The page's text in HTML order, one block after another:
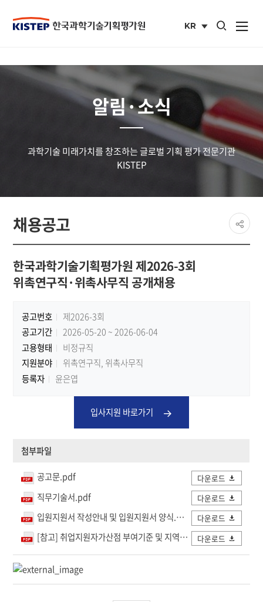
KR
통합검색 열기
사이트맵
알림·소식
과학기술 미래가치를 창조하는 글로벌 기획 평가 전문기관
KISTEP
채용공고
페이지
공유
share
한국과학기술기획평가원 제2026-3회
위촉연구직·위촉사무직 공개채용
공고번호
제2026-3회
공고기간
2026-05-20 ~ 2026-06-04
고용형태
비정규직
지원분야
위촉연구직, 위촉사무직
등록자
윤은엽
입사지원 바로가기
첨부파일
공고문.pdf 다운로드
직무기술서.pdf 다운로드
입원지원서 작성안내 및 입원지원서 양식.pdf 다운로드
[참고] 취업지원자가산점 부여기준 및 지역인재 및 이전지역 인재 범위.pdf 다운로드